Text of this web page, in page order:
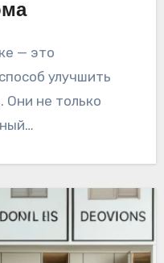
улучшить
Они не только